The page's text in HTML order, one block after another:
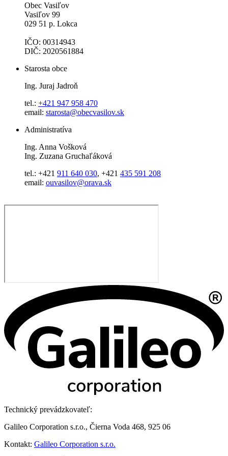
Obec Vasiľov
Vasiľov 99
029 51 p. Lokca
IČO: 00314943
DIČ: 2020561884
Starosta obce
Ing. Juraj Jadroň
tel.: +421 947 958 470
email: starosta@obecvasilov.sk
Administratíva
Ing. Anna Vošková
Ing. Zuzana Gruchaľáková
tel.: +421 911 640 030, +421 435 591 208
email: ouvasilov@orava.sk
Technický prevádzkovateľ:
Galileo Corporation s.r.o., Čierna Voda 468, 925 06
Kontakt: Galileo Corporation s.r.o.